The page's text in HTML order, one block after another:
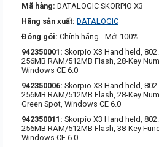
Mã hàng: DATALOGIC SKORPIO X3
Hãng sản xuất: DATALOGIC
Đóng gói: Chính hãng - Mới 100%
942350001: Skorpio X3 Hand held,
256MB RAM/512MB Flash, 28-Key
Windows CE 6.0
942350006: Skorpio X3 Hand held,
256MB RAM/512MB Flash, 28-Key
Green Spot, Windows CE 6.0
942350011: Skorpio X3 Hand held,
256MB RAM/512MB Flash, 38-Key
Windows CE 6.0